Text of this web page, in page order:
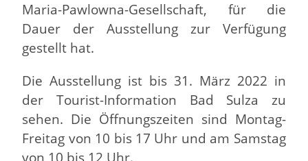
Maria-Pawlowna-Gesellschaft, für die
Dauer der Ausstellung zur Verfügung
gestellt hat.
Die Ausstellung ist bis 31. März 2022 in
der Tourist-Information Bad Sulza zu
sehen. Die Öffnungszeiten sind Montag-
Freitag von 10 bis 17 Uhr und am Samstag
von 10 bis 12 Uhr.